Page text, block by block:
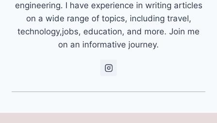
engineering. I have experience in writing articles
on a wide range of topics, including travel,
technology,jobs, education, and more. Join me
on an informative journey.